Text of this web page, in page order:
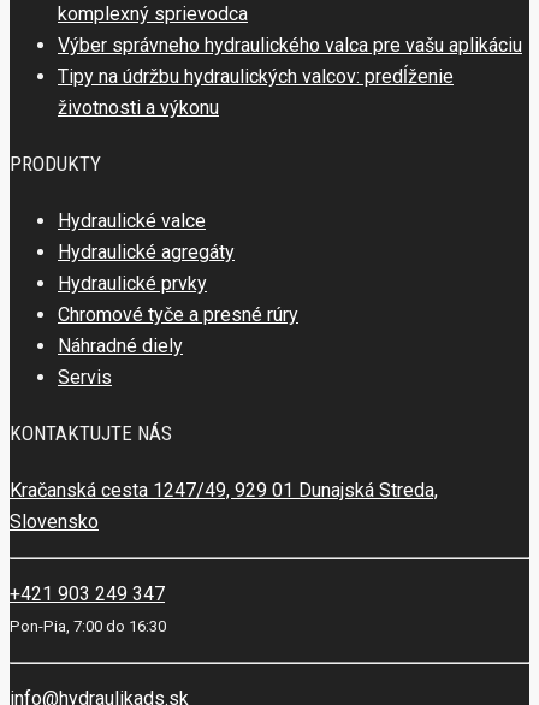
komplexný sprievodca
Výber správneho hydraulického valca pre vašu aplikáciu
Tipy na údržbu hydraulických valcov: predĺženie
životnosti a výkonu
PRODUKTY
Hydraulické valce
Hydraulické agregáty
Hydraulické prvky
Chromové tyče a presné rúry
Náhradné diely
Servis
KONTAKTUJTE NÁS
Kračanská cesta 1247/49, 929 01 Dunajská Streda,
Slovensko
+421 903 249 347
Pon-Pia, 7:00 do 16:30
info@hydraulikads.sk